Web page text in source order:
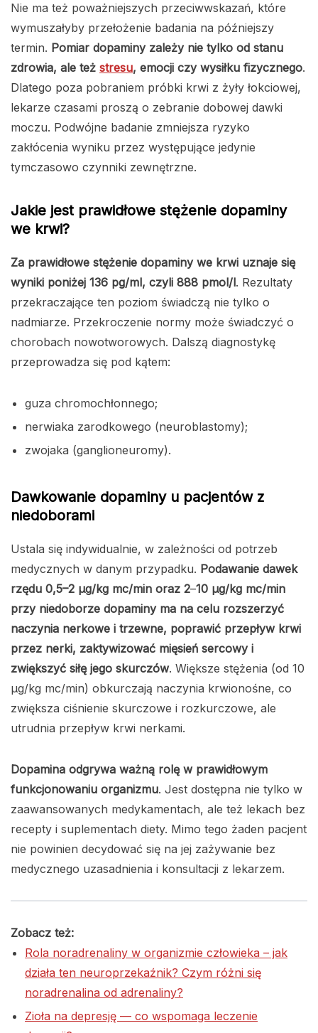
Nie ma też poważniejszych przeciwwskazań, które
wymuszałyby przełożenie badania na późniejszy
termin. Pomiar dopaminy zależy nie tylko od stanu
zdrowia, ale też stresu, emocji czy wysiłku fizycznego.
Dlatego poza pobraniem próbki krwi z żyły łokciowej,
lekarze czasami proszą o zebranie dobowej dawki
moczu. Podwójne badanie zmniejsza ryzyko
zakłócenia wyniku przez występujące jedynie
tymczasowo czynniki zewnętrzne.
Jakie jest prawidłowe stężenie dopaminy
we krwi?
Za prawidłowe stężenie dopaminy we krwi uznaje się
wyniki poniżej 136 pg/ml, czyli 888 pmol/l. Rezultaty
przekraczające ten poziom świadczą nie tylko o
nadmiarze. Przekroczenie normy może świadczyć o
chorobach nowotworowych. Dalszą diagnostykę
przeprowadza się pod kątem:
guza chromochłonnego;
nerwiaka zarodkowego (neuroblastomy);
zwojaka (ganglioneuromy).
Dawkowanie dopaminy u pacjentów z
niedoborami
Ustala się indywidualnie, w zależności od potrzeb
medycznych w danym przypadku. Podawanie dawek
rzędu 0,5–2 µg/kg mc/min oraz 2–10 µg/kg mc/min
przy niedoborze dopaminy ma na celu rozszerzyć
naczynia nerkowe i trzewne, poprawić przepływ krwi
przez nerki, zaktywizować mięsień sercowy i
zwiększyć siłę jego skurczów. Większe stężenia (od 10
µg/kg mc/min) obkurczają naczynia krwionośne, co
zwiększa ciśnienie skurczowe i rozkurczowe, ale
utrudnia przepływ krwi nerkami.
Dopamina odgrywa ważną rolę w prawidłowym
funkcjonowaniu organizmu. Jest dostępna nie tylko w
zaawansowanych medykamentach, ale też lekach bez
recepty i suplementach diety. Mimo tego żaden pacjent
nie powinien decydować się na jej zażywanie bez
medycznego uzasadnienia i konsultacji z lekarzem.
Zobacz też:
Rola noradrenaliny w organizmie człowieka – jak
działa ten neuroprzekaźnik? Czym różni się
noradrenalina od adrenaliny?
Zioła na depresję — co wspomaga leczenie